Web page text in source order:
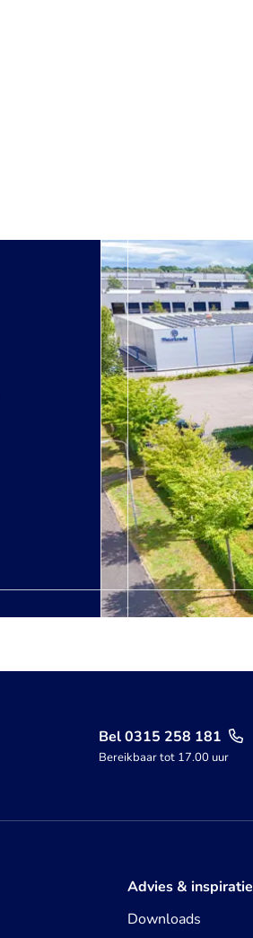
Bel 0315 258 181
Bereikbaar tot 17.00 uur
Advies & inspiratie
Downloads